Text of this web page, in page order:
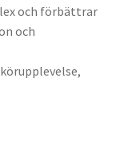
och förbättrar
och